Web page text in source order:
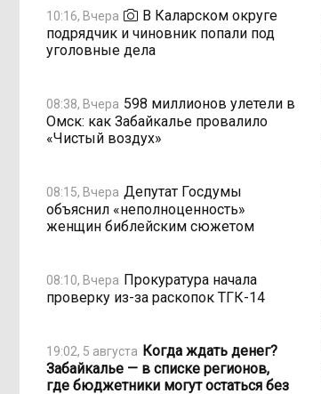
10:16, Вчера
В Каларском округе
подрядчик и чиновник попали под
уголовные дела
08:38, Вчера 598 миллионов улетели в
Омск: как Забайкалье провалило
«Чистый воздух»
08:15, Вчера Депутат Госдумы
объяснил «неполноценность»
женщин библейским сюжетом
08:10, Вчера Прокуратура начала
проверку из-за раскопок ТГК-14
19:02, 5 августа Когда ждать денег?
Забайкалье — в списке регионов,
где бюджетники могут остаться без